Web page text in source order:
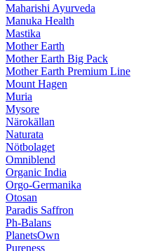
Maharishi Ayurveda
Manuka Health
Mastika
Mother Earth
Mother Earth Big Pack
Mother Earth Premium Line
Mount Hagen
Muria
Mysore
Närokällan
Naturata
Nötbolaget
Omniblend
Organic India
Orgo-Germanika
Otosan
Paradis Saffron
Ph-Balans
PlanetsOwn
Pureness